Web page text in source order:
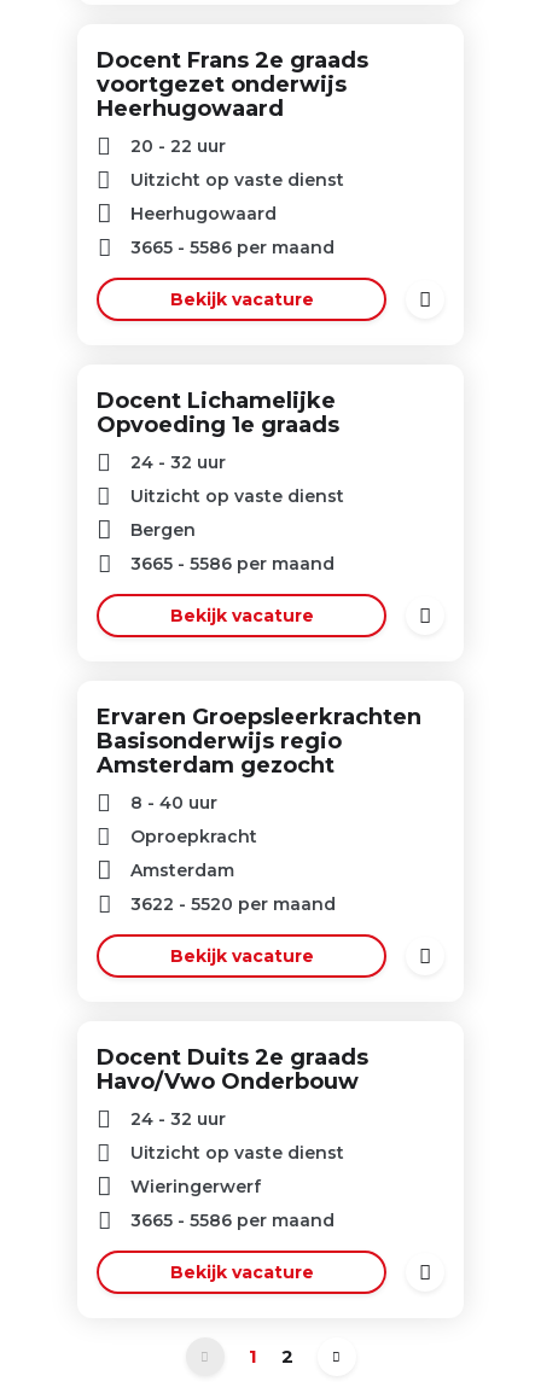
Docent Frans 2e graads
voortgezet onderwijs
Heerhugowaard
20 - 22 uur
Uitzicht op vaste dienst
Heerhugowaard
3665 - 5586 per maand
Bekijk vacature
Docent Lichamelijke
Opvoeding 1e graads
24 - 32 uur
Uitzicht op vaste dienst
Bergen
3665 - 5586 per maand
Bekijk vacature
Ervaren Groepsleerkrachten
Basisonderwijs regio
Amsterdam gezocht
8 - 40 uur
Oproepkracht
Amsterdam
3622 - 5520 per maand
Bekijk vacature
Docent Duits 2e graads
Havo/Vwo Onderbouw
24 - 32 uur
Uitzicht op vaste dienst
Wieringerwerf
3665 - 5586 per maand
Bekijk vacature
1 2